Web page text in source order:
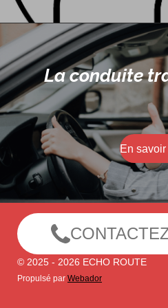
La conduite
En savoir
© 2025 - 2026 ECHO ROUTE
Propulsé par Webador